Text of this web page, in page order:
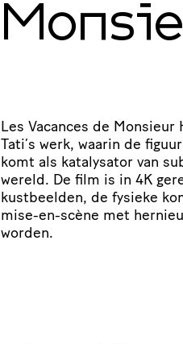
Les Vacances de
Tati’s werk, waarin de
komt als katalysator van
wereld. De film is in 4K
kustbeelden, de fysieke
mise-en-scène met
worden.